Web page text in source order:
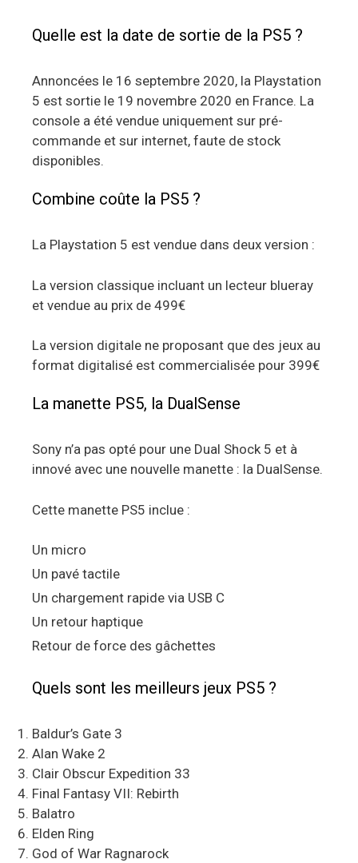
Quelle est la date de sortie de la PS5 ?
Annoncées le 16 septembre 2020, la Playstation
5 est sortie le 19 novembre 2020 en France. La
console a été vendue uniquement sur pré-
commande et sur internet, faute de stock
disponibles.
Combine coûte la PS5 ?
La Playstation 5 est vendue dans deux version :
La version classique incluant un lecteur blueray
et vendue au prix de 499€
La version digitale ne proposant que des jeux au
format digitalisé est commercialisée pour 399€
La manette PS5, la DualSense
Sony n’a pas opté pour une Dual Shock 5 et à
innové avec une nouvelle manette : la DualSense.
Cette manette PS5 inclue :
Un micro
Un pavé tactile
Un chargement rapide via USB C
Un retour haptique
Retour de force des gâchettes
Quels sont les meilleurs jeux PS5 ?
Baldur’s Gate 3
Alan Wake 2
Clair Obscur Expedition 33
Final Fantasy VII: Rebirth
Balatro
Elden Ring
God of War Ragnarock